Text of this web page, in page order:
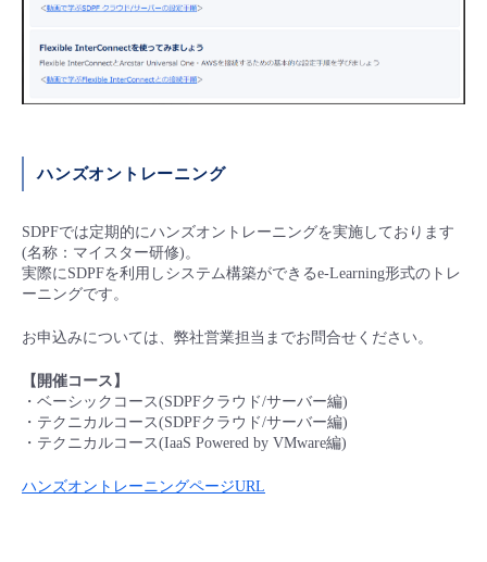
■ 基本構築ガイド
- クラウド / サーバー
- vUTM2
ハンズオントレーニング
SDPFでは定期的にハンズオントレーニングを実施しております
(名称：マイスター研修)。
実際にSDPFを利用しシステム構築ができるe-Learning形式のトレ
ーニングです。
お申込みについては、弊社営業担当までお問合せください。
【開催コース】
・ベーシックコース(SDPFクラウド/サーバー編)
・テクニカルコース(SDPFクラウド/サーバー編)
・テクニカルコース(IaaS Powered by VMware編)
ハンズオントレーニングページURL